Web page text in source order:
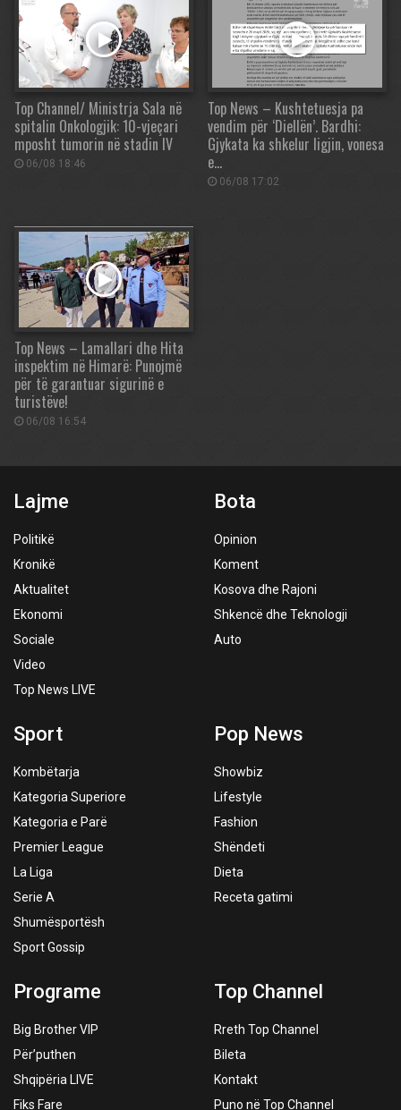
Top Channel/ Ministrja Sala në
spitalin Onkologjik: 10-vjeçari
mposht tumorin në stadin IV
06/08 18:46
Top News – Kushtetuesja pa
vendim për ‘Diellën’. Bardhi:
Gjykata ka shkelur ligjin, vonesa
e…
06/08 17:02
Top News – Lamallari dhe Hita
inspektim në Himarë: Punojmë
për të garantuar sigurinë e
turistëve!
06/08 16:54
Lajme
Politikë
Kronikë
Aktualitet
Ekonomi
Sociale
Video
Top News LIVE
Bota
Opinion
Koment
Kosova dhe Rajoni
Shkencë dhe Teknologji
Auto
Sport
Kombëtarja
Kategoria Superiore
Kategoria e Parë
Premier League
La Liga
Serie A
Shumësportësh
Sport Gossip
Pop News
Showbiz
Lifestyle
Fashion
Shëndeti
Dieta
Receta gatimi
Programe
Big Brother VIP
Për’puthen
Shqipëria LIVE
Fiks Fare
Top Channel
Rreth Top Channel
Bileta
Kontakt
Puno në Top Channel